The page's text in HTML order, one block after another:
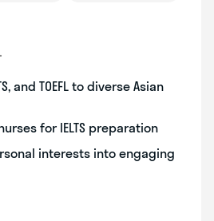
and TOEFL to diverse Asian
for IELTS preparation
interests into engaging